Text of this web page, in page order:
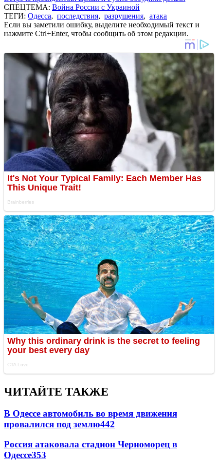
СПЕЦТЕМА: Война России с Украиной
ТЕГИ: Одесса, последствия, разрушения, атака
Если вы заметили ошибку, выделите необходимый текст и
нажмите Ctrl+Enter, чтобы сообщить об этом редакции.
ЧИТАЙТЕ ТАКЖЕ
В Одессе автомобиль во время движения
провалился под землю442
Россия атаковала стадион Черноморец в
Одессе353